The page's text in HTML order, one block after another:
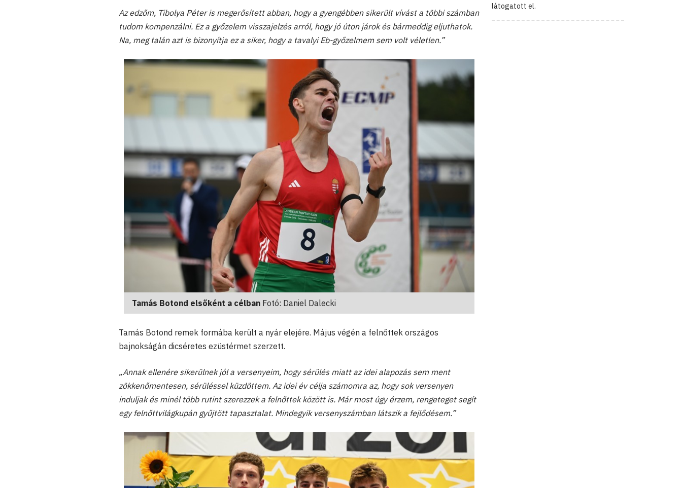
Az edzőm, Tibolya Péter is megerősített abban, hogy a gyengébben sikerült vívást a többi számban
tudom kompenzálni. Ez a győzelem visszajelzés arról, hogy jó úton járok és bármeddig eljuthatok.
Na, meg talán azt is bizonyítja ez a siker, hogy a tavalyi Eb-győzelmem sem volt véletlen.”
Tamás Botond elsőként a célban Fotó: Daniel Dalecki
Tamás Botond remek formába került a nyár elejére. Május végén a felnőttek országos
bajnokságán dicséretes ezüstérmet szerzett.
„Annak ellenére sikerülnek jól a versenyeim, hogy sérülés miatt az idei alapozás sem ment
zökkenőmentesen, sérüléssel küzdöttem. Az idei év célja számomra az, hogy sok versenyen
induljak és minél több rutint szerezzek a felnőttek között is. Már most úgy érzem, rengeteget segít
egy felnőttvilágkupán gyűjtött tapasztalat. Mindegyik versenyszámban látszik a fejlődésem.”
látogatott el.